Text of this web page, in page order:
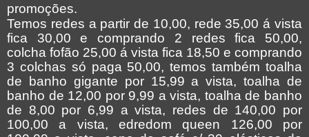
promoções.
Temos redes a partir de 10,00, rede 35,00 á vista
fica 30,00 e comprando 2 redes fica 50,00,
colcha fofão 25,00 á vista fica 18,50 e comprando
3 colchas só paga 50,00, temos também toalha
de banho gigante por 15,99 a vista, toalha de
banho de 12,00 por 9,99 a vista, toalha de banho
de 8,00 por 6,99 a vista, redes de 140,00 por
100,00 a vista, edredom queen 126,00 por